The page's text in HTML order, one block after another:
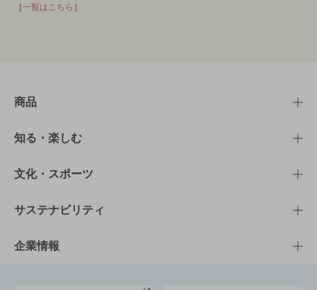
［一覧はこちら ］
商品
商品TOP
商品一覧
商品発売情報
栄養成分一覧
知る・楽しむ
知る・楽しむTOP
キャンペーン
工場見学
文化・スポーツ
文化・スポーツTOP
サントリーホール
サステナビリティ
サステナビリティTOP
企業情報